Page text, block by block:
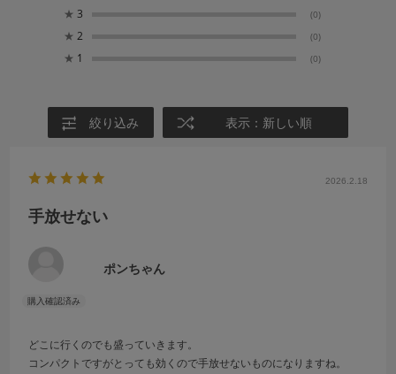
★ 3 (0)
★ 2 (0)
★ 1 (0)
絞り込み 表示：新しい順
2026.2.18
手放せない
ポンちゃん
どこに行くのでも盛っていきます。
コンパクトですがとっても効くので手放せないものになりますね。